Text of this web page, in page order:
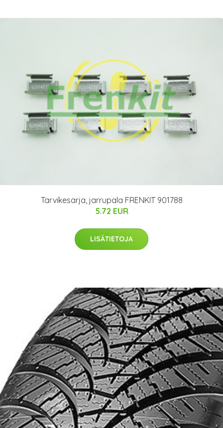
Tarvikesarja, jarrupala FRENKIT 901788
5.72 EUR
LISÄTIETOJA